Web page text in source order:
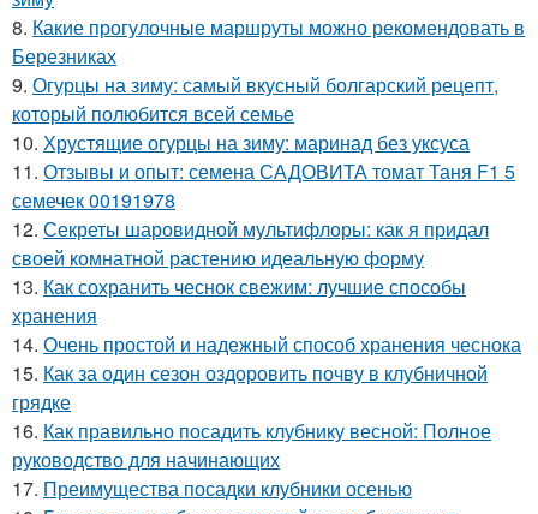
8. Какие прогулочные маршруты можно рекомендовать в
Березниках
9. Огурцы на зиму: самый вкусный болгарский рецепт,
который полюбится всей семье
10. Хрустящие огурцы на зиму: маринад без уксуса
11. Отзывы и опыт: семена САДОВИТА томат Таня F1 5
семечек 00191978
12. Секреты шаровидной мультифлоры: как я придал
своей комнатной растению идеальную форму
13. Как сохранить чеснок свежим: лучшие способы
хранения
14. Очень простой и надежный способ хранения чеснока
15. Как за один сезон оздоровить почву в клубничной
грядке
16. Как правильно посадить клубнику весной: Полное
руководство для начинающих
17. Преимущества посадки клубники осенью